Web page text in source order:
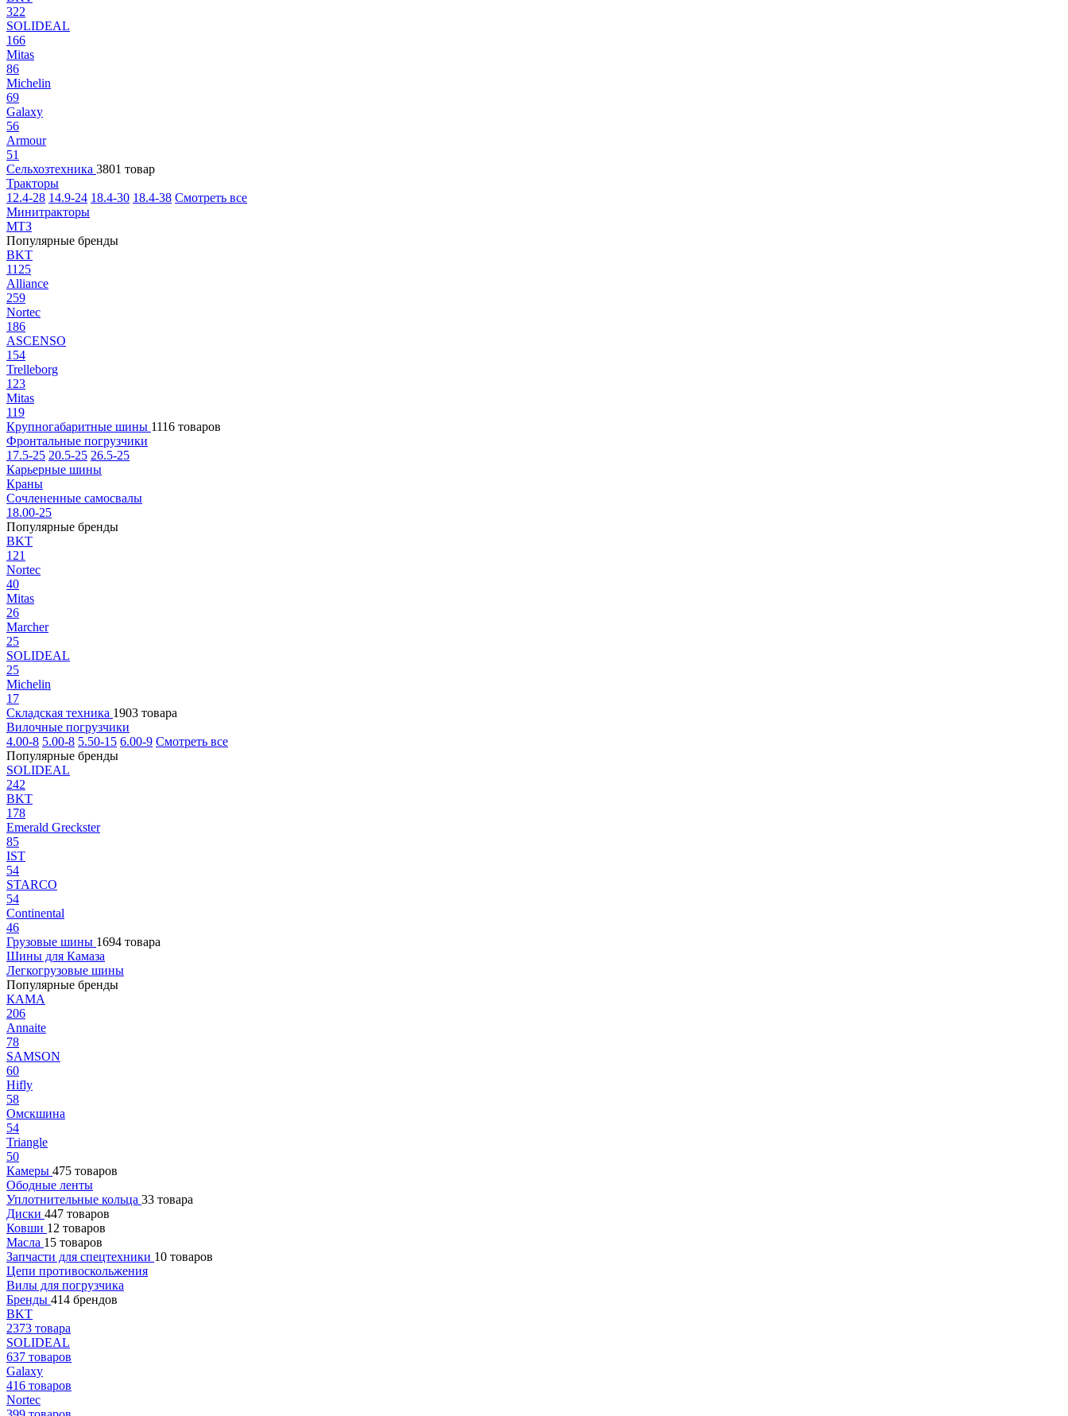
322
SOLIDEAL
166
Mitas
86
Michelin
69
Galaxy
56
Armour
51
Сельхозтехника 3801 товар
Тракторы
12.4-28 14.9-24 18.4-30 18.4-38 Смотреть все
Минитракторы
МТЗ
Популярные бренды
BKT
1125
Alliance
259
Nortec
186
ASCENSO
154
Trelleborg
123
Mitas
119
Крупногабаритные шины 1116 товаров
Фронтальные погрузчики
17.5-25 20.5-25 26.5-25
Карьерные шины
Краны
Сочлененные самосвалы
18.00-25
Популярные бренды
BKT
121
Nortec
40
Mitas
26
Marcher
25
SOLIDEAL
25
Michelin
17
Складская техника 1903 товара
Вилочные погрузчики
4.00-8 5.00-8 5.50-15 6.00-9 Смотреть все
Популярные бренды
SOLIDEAL
242
BKT
178
Emerald Greckster
85
IST
54
STARCO
54
Continental
46
Грузовые шины 1694 товара
Шины для Камаза
Легкогрузовые шины
Популярные бренды
КАМА
206
Annaite
78
SAMSON
60
Hifly
58
Омскшина
54
Triangle
50
Камеры 475 товаров
Ободные ленты
Уплотнительные кольца 33 товара
Диски 447 товаров
Ковши 12 товаров
Масла 15 товаров
Запчасти для спецтехники 10 товаров
Цепи противоскольжения
Вилы для погрузчика
Бренды 414 брендов
BKT
2373 товара
SOLIDEAL
637 товаров
Galaxy
416 товаров
Nortec